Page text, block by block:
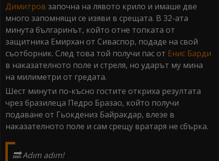
Димитров започна на лявото крило и имаше две
много запомнящи се изяви в срещата. В 32-ата
минута българинът, който отне топката от
защитника Емирхан от Сиваспор, подаде на свой
съотборник. След това той получи пас от Енис Барди
в наказателното поле и стреля, но ударът му мина
на милиметри от гредата.
Шест минути по-късно гостите откриха резултата
чрез бразилеца Педро Бразао, който получи
подаване от Гьокдениз Байракдар, влезе в
наказателното поле и сам срещу вратаря не сбърка.
🔜 Adım adım!